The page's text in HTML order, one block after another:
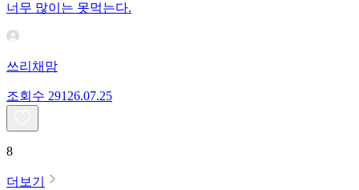
너무 많이는 못먹는다.
쓰리채맘
조회수 291 26.07.25
8
더보기